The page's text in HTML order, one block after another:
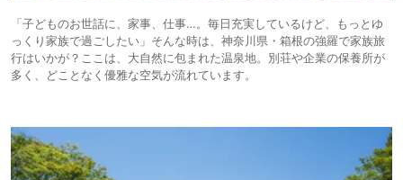
「子どものお世話に、家事、仕事…。毎日充実しているけど、もっとゆ
っくり家族で過ごしたい」そんな時は、神奈川県・箱根の強羅で家族旅
行はいかが？ここは、大自然に包まれた温泉地。別荘や企業の保養所が
多く、どことなく優雅な空気が流れています。